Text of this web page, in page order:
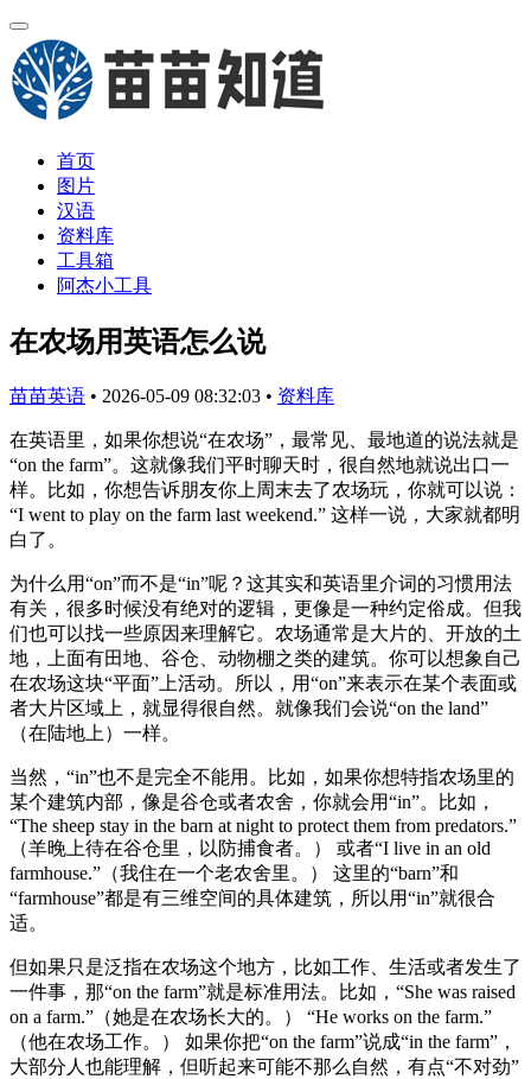
首页
图片
汉语
资料库
工具箱
阿杰小工具
在农场用英语怎么说
苗苗英语 • 2026-05-09 08:32:03 • 资料库
在英语里，如果你想说“在农场”，最常见、最地道的说法就是
“on the farm”。这就像我们平时聊天时，很自然地就说出口一
样。比如，你想告诉朋友你上周末去了农场玩，你就可以说：
“I went to play on the farm last weekend.” 这样一说，大家就都明
白了。
为什么用“on”而不是“in”呢？这其实和英语里介词的习惯用法
有关，很多时候没有绝对的逻辑，更像是一种约定俗成。但我
们也可以找一些原因来理解它。农场通常是大片的、开放的土
地，上面有田地、谷仓、动物棚之类的建筑。你可以想象自己
在农场这块“平面”上活动。所以，用“on”来表示在某个表面或
者大片区域上，就显得很自然。就像我们会说“on the land”
（在陆地上）一样。
当然，“in”也不是完全不能用。比如，如果你想特指农场里的
某个建筑内部，像是谷仓或者农舍，你就会用“in”。比如，
“The sheep stay in the barn at night to protect them from predators.”
（羊晚上待在谷仓里，以防捕食者。） 或者“I live in an old
farmhouse.”（我住在一个老农舍里。） 这里的“barn”和
“farmhouse”都是有三维空间的具体建筑，所以用“in”就很合
适。
但如果只是泛指在农场这个地方，比如工作、生活或者发生了
一件事，那“on the farm”就是标准用法。比如，“She was raised
on a farm.”（她是在农场长大的。） “He works on the farm.”
（他在农场工作。） 如果你把“on the farm”说成“in the farm”，
大部分人也能理解，但听起来可能不那么自然，有点“不对劲”